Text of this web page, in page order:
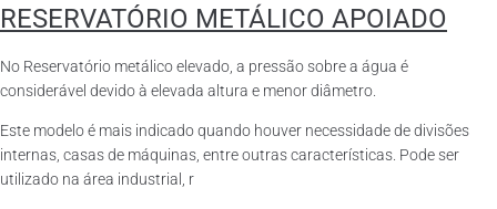
RESERVATÓRIO METÁLICO APOIADO
No Reservatório metálico elevado, a pressão sobre a água é
considerável devido à elevada altura e menor diâmetro.
Este modelo é mais indicado quando houver necessidade de divisões
internas, casas de máquinas, entre outras características. Pode ser
utilizado na área industrial, r